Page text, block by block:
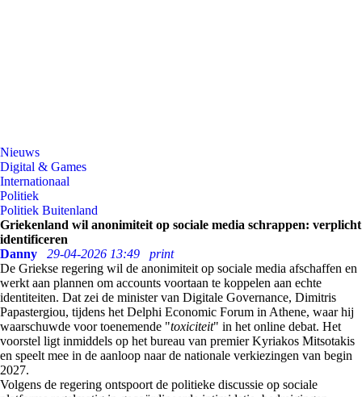
Nieuws
Digital & Games
Internationaal
Politiek
Politiek Buitenland
Griekenland wil anonimiteit op sociale media schrappen: verplicht
identificeren
Danny
29-04-2026 13:49
print
De Griekse regering wil de anonimiteit op sociale media afschaffen en
werkt aan plannen om accounts voortaan te koppelen aan echte
identiteiten. Dat zei de minister van Digitale Governance, Dimitris
Papastergiou, tijdens het Delphi Economic Forum in Athene, waar hij
waarschuwde voor toenemende "toxiciteit" in het online debat. Het
voorstel ligt inmiddels op het bureau van premier Kyriakos Mitsotakis
en speelt mee in de aanloop naar de nationale verkiezingen van begin
2027.
Volgens de regering ontspoort de politieke discussie op sociale